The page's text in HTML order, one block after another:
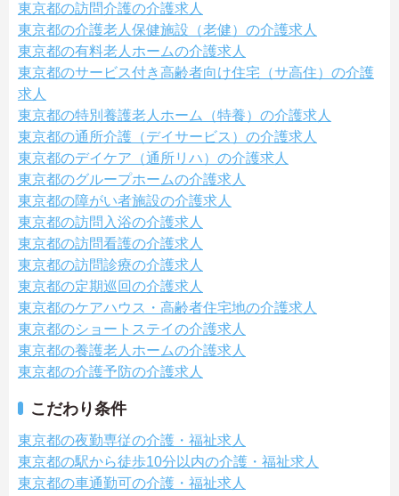
東京都の訪問介護の介護求人
東京都の介護老人保健施設（老健）の介護求人
東京都の有料老人ホームの介護求人
東京都のサービス付き高齢者向け住宅（サ高住）の介護
求人
東京都の特別養護老人ホーム（特養）の介護求人
東京都の通所介護（デイサービス）の介護求人
東京都のデイケア（通所リハ）の介護求人
東京都のグループホームの介護求人
東京都の障がい者施設の介護求人
東京都の訪問入浴の介護求人
東京都の訪問看護の介護求人
東京都の訪問診療の介護求人
東京都の定期巡回の介護求人
東京都のケアハウス・高齢者住宅地の介護求人
東京都のショートステイの介護求人
東京都の養護老人ホームの介護求人
東京都の介護予防の介護求人
こだわり条件
東京都の夜勤専従の介護・福祉求人
東京都の駅から徒歩10分以内の介護・福祉求人
東京都の車通勤可の介護・福祉求人